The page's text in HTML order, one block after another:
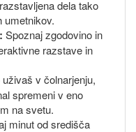
dela tako
umetnikov.
Spoznaj zgodovino in
razstave in
v čolnarjenju,
spremeni v eno
na svetu.
minut od središča